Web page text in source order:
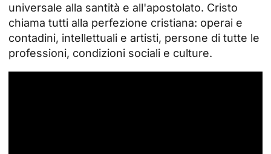
universale alla santità e all'apostolato. Cristo
chiama tutti alla perfezione cristiana: operai e
contadini, intellettuali e artisti, persone di tutte le
professioni, condizioni sociali e culture.